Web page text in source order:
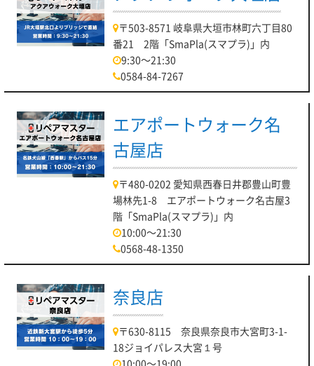
〒503-8571 岐阜県大垣市林町六丁目80
番21 2階「SmaPla(スマプラ)」内
9:30～21:30
0584-84-7267
エアポートウォーク名
古屋店
〒480-0202 愛知県西春日井郡豊山町豊
場林先1-8 エアポートウォーク名古屋3
階「SmaPla(スマプラ)」内
10:00～21:30
0568-48-1350
奈良店
〒630-8115 奈良県奈良市大宮町3-1-
18ジョイパレス大宮１号
10:00～19:00